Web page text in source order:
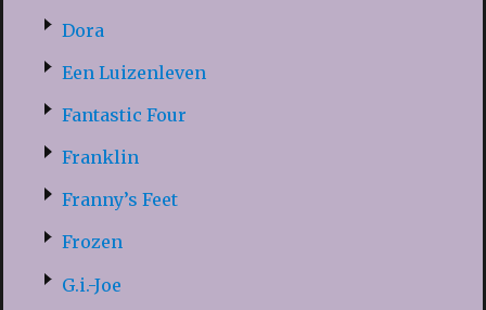
Dora
Een Luizenleven
Fantastic Four
Franklin
Franny’s Feet
Frozen
G.i.-Joe